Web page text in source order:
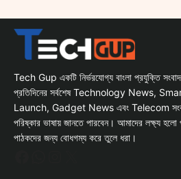
Tech Gup একটি নির্ভরযোগ্য বাংলা প্রযুক্তি
প্রতিদিনের সর্বশেষ Technology News,
Launch, Gadget News এবং Telecom
পরিষ্কার ভাষায় জানতে পারবেন। আমাদের লক্ষ্য
পাঠকদের জন্য বোধগম্য করে তুলে ধরা।